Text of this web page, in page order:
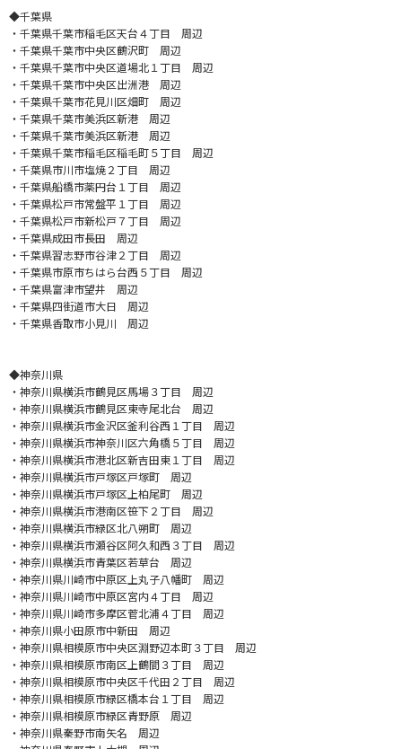
◆千葉県
・千葉県千葉市稲毛区天台４丁目 周辺
・千葉県千葉市中央区鶴沢町 周辺
・千葉県千葉市中央区道場北１丁目 周辺
・千葉県千葉市中央区出洲港 周辺
・千葉県千葉市花見川区畑町 周辺
・千葉県千葉市美浜区新港 周辺
・千葉県千葉市美浜区新港 周辺
・千葉県千葉市稲毛区稲毛町５丁目 周辺
・千葉県市川市塩焼２丁目 周辺
・千葉県船橋市薬円台１丁目 周辺
・千葉県松戸市常盤平１丁目 周辺
・千葉県松戸市新松戸７丁目 周辺
・千葉県成田市長田 周辺
・千葉県習志野市谷津２丁目 周辺
・千葉県市原市ちはら台西５丁目 周辺
・千葉県富津市望井 周辺
・千葉県四街道市大日 周辺
・千葉県香取市小見川 周辺
◆神奈川県
・神奈川県横浜市鶴見区馬場３丁目 周辺
・神奈川県横浜市鶴見区東寺尾北台 周辺
・神奈川県横浜市金沢区釜利谷西１丁目 周辺
・神奈川県横浜市神奈川区六角橋５丁目 周辺
・神奈川県横浜市港北区新吉田東１丁目 周辺
・神奈川県横浜市戸塚区戸塚町 周辺
・神奈川県横浜市戸塚区上柏尾町 周辺
・神奈川県横浜市港南区笹下２丁目 周辺
・神奈川県横浜市緑区北八朔町 周辺
・神奈川県横浜市瀬谷区阿久和西３丁目 周辺
・神奈川県横浜市青葉区若草台 周辺
・神奈川県川崎市中原区上丸子八幡町 周辺
・神奈川県川崎市中原区宮内４丁目 周辺
・神奈川県川崎市多摩区菅北浦４丁目 周辺
・神奈川県小田原市中新田 周辺
・神奈川県相模原市中央区淵野辺本町３丁目 周辺
・神奈川県相模原市南区上鶴間３丁目 周辺
・神奈川県相模原市中央区千代田２丁目 周辺
・神奈川県相模原市緑区橋本台１丁目 周辺
・神奈川県相模原市緑区青野原 周辺
・神奈川県秦野市南矢名 周辺